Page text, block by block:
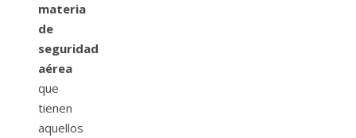
materia
de
seguridad
aérea
que
tienen
aquellos